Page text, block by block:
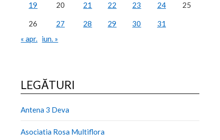
19 20 21 22 23 24 25
26 27 28 29 30
31
« apr. iun. »
LEGĂTURI
Antena 3 Deva
Asociatia Rosa Multiflora